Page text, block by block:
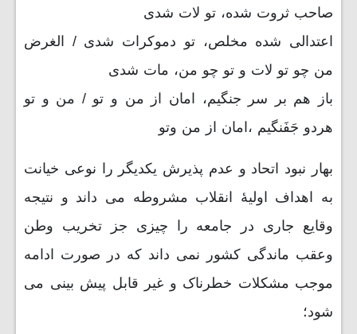
صاحب ثروت شده، تو لات شدی
اعتدالی شده مخلص‌، تو دموکرات شدی / الغرض
من چو تو لات و تو چو من، مات‌ شدی
باز هم بر سر جنگیم‌، امان از من و تو / من و تو
هردو جَفَنگیم ،امان از من وتو
بهار نبود اتحاد و عدم پذیرش یکدیگر را نوعی خیانت
به اهداف اولیۀ انقلاب مشروطه می داند و نتیجه
وقایع جاری در جامعه را چیزی جز تخریب وطن
وعقب ماندگی کشور نمی داند که در صورت ادامه
موجب مشکلات خطرناک و غیر قابل پیش بینی می
شود؛